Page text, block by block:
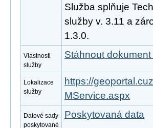
Služba splňuje
služby v. 3.11 a
1.3.0.
Vlastnosti
služby
Stáhnout
Lokalizace
služby
https://
MService.aspx
Datové sady
poskytované
Poskytovaná data